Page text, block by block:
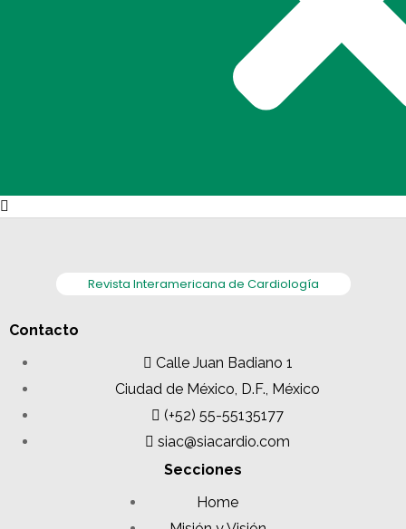
Revista Interamericana de Cardiología
Contacto
Calle Juan Badiano 1
Ciudad de México, D.F., México
(+52) 55-55135177
siac@siacardio.com
Secciones
Home